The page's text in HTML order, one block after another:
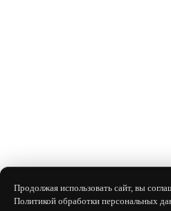
Продолжая использовать сайт, вы
Политикой обработки персональных